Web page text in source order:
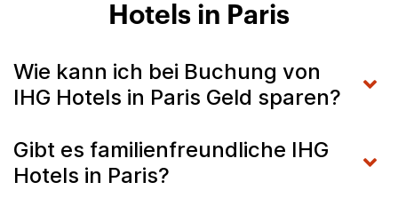
Hotels in Paris
Wie kann ich bei Buchung von
IHG Hotels in Paris Geld sparen?
Gibt es familienfreundliche IHG
Hotels in Paris?